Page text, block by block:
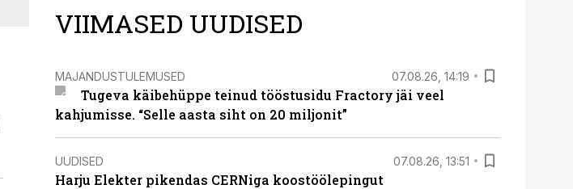
VIIMASED UUDISED
MAJANDUSTULEMUSED 07.08.26, 14:19
Tugeva käibehüppe teinud tööstusidu Fractory jäi veel
kahjumisse. “Selle aasta siht on 20 miljonit”
UUDISED 07.08.26, 13:51
Harju Elekter pikendas CERNiga koostöölepingut